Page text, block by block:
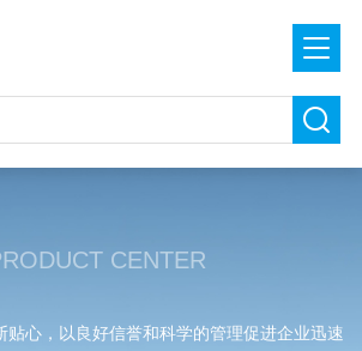
CENTER
贴心，以良好信誉和科学的管理促进企业迅速